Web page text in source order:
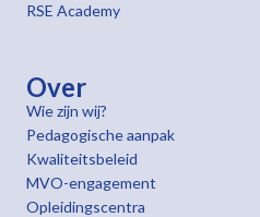
RSE Academy
Over
Wie zijn wij?
Pedagogische aanpak
Kwaliteitsbeleid
MVO-engagement
Opleidingscentra